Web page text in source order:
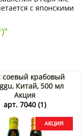
с японскими
соевый крабовый
Китай, 500 мл
Акция
арт. 7040 (1)